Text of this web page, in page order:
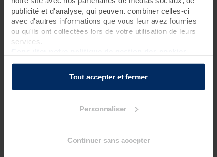
publicité et d'analyse, qui peuvent combiner celles-ci
avec d'autres informations que vous leur avez fournies
ou qu'ils ont collectées lors de votre utilisation de leurs
services.
Tout accepter et fermer
Personnaliser
Continuer sans accepter
Programme des soins
Soins thalasso
matelas d'eau chauffant ?
1 bain hydromassant aux cristaux de mer ou à la gelée
1 massage zen* (20 mn) ?